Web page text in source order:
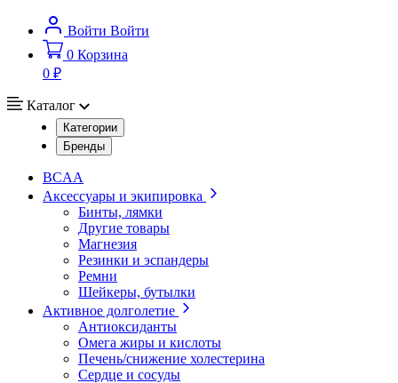
Войти Войти
0 Корзина
0 ₽
Каталог
Категории
Бренды
BCAA
Аксессуары и экипировка
Бинты, лямки
Другие товары
Магнезия
Резинки и эспандеры
Ремни
Шейкеры, бутылки
Активное долголетие
Антиоксиданты
Омега жиры и кислоты
Печень/снижение холестерина
Сердце и сосуды